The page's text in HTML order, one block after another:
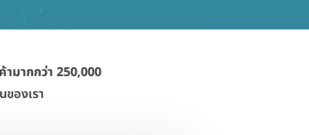
ามากกว่า 250,000
องเรา